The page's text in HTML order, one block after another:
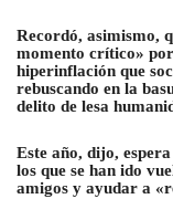
Recordó, asimismo,
momento crítico»
hiperinflación que
rebuscando en la
delito de lesa
Este año, dijo,
los que se han ido
amigos y ayudar a